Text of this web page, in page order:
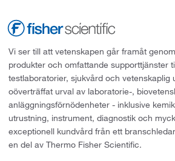
Vi ser till att vetenskapen går framåt
produkter och omfattande supporttjänster
testlaboratorier, sjukvård och vetenskaplig
oöverträffat urval av laboratorie-,
anläggningsförnödenheter - inklusive
utrustning, instrument, diagnostik och
exceptionell kundvård från ett
en del av Thermo Fisher Scientific.